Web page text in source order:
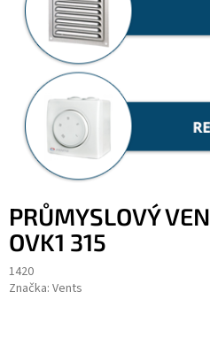
PRŮMYSLOVÝ
OVK1 315
1420
Značka: Vents